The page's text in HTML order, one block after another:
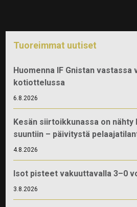
Tuoreimmat uutiset
Huomenna IF Gnistan vastassa
kotiottelussa
6.8.2026
Kesän siirtoikkunassa on
suuntiin – päivitystä
4.8.2026
Isot pisteet vakuuttavalla 3–0
3.8.2026